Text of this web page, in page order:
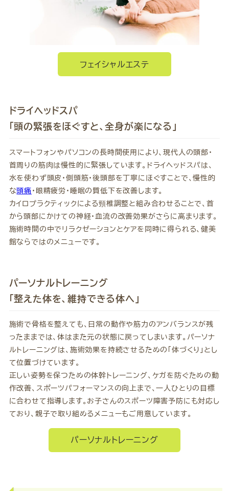
フェイシャルエステ
ドライヘッドスパ
「頭の緊張をほぐすと、全身が楽になる」
スマートフォンやパソコンの長時間使用により、現代人の頭部・
首周りの筋肉は慢性的に緊張しています。ドライヘッドスパは、
水を使わず頭皮・側頭筋・後頭部を丁寧にほぐすことで、慢性的
な頭痛 ・眼精疲労・睡眠の質低下を改善します。
カイロプラクティックによる頸椎調整と組み合わせることで、首
から頭部にかけての神経・血流の改善効果がさらに高まります。
施術時間の中でリラクゼーションとケアを同時に得られる、健美
館ならではのメニューです。
パーソナルトレーニング
「整えた体を、維持できる体へ」
施術で骨格を整えても、日常の動作や筋力のアンバランスが残
ったままでは、体はまた元の状態に戻ってしまいます。パーソナ
ルトレーニングは、施術効果を持続させるための「体づくり」とし
て位置づけています。
正しい姿勢を保つための体幹トレーニング、ケガを防ぐための動
作改善、スポーツパフォーマンスの向上まで、一人ひとりの目標
に合わせて指導します。お子さんのスポーツ障害予防にも対応し
ており、親子で取り組めるメニューもご用意しています。
パーソナルトレーニング